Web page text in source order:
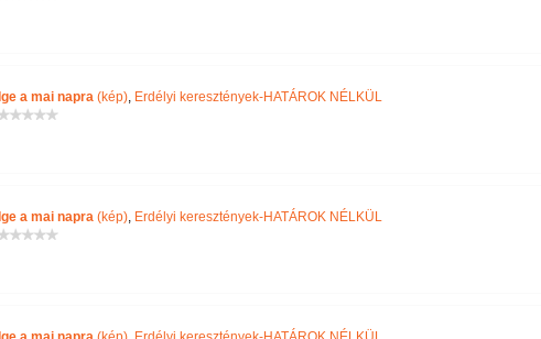
Ige a mai napra(kép), Erdélyi keresztények-HATÁROK NÉLKÜL
Ige a mai napra (kép), Erdélyi keresztények-HATÁROK NÉLKÜL